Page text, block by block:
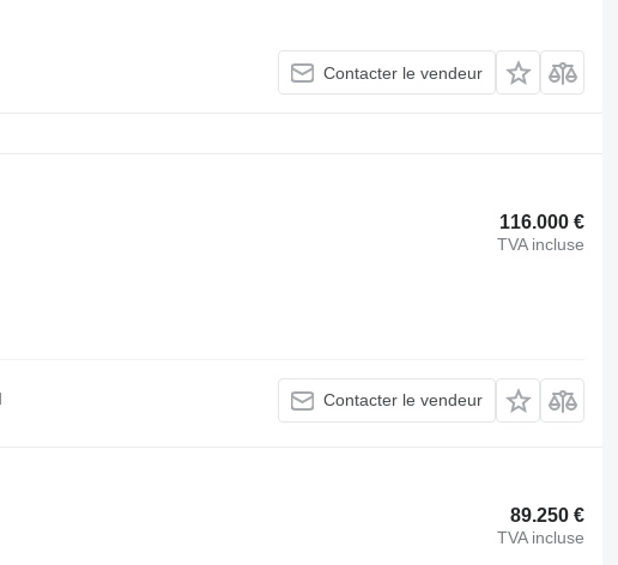
Contacter le vendeur
116.000 €
TVA incluse
Contacter le vendeur
89.250 €
TVA incluse